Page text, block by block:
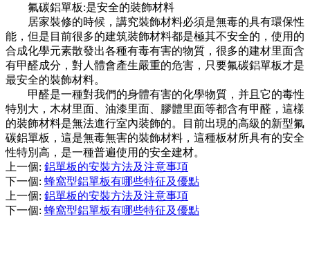
氟碳鋁單板:是安全的裝飾材料
居家裝修的時候，講究裝飾材料必須是無毒的具有環保性
能，但是目前很多的建筑裝飾材料都是極其不安全的，使用的
合成化學元素散發出各種有毒有害的物質，很多的建材里面含
有甲醛成分，對人體會產生嚴重的危害，只要氟碳鋁單板才是
最安全的裝飾材料。
甲醛是一種對我們的身體有害的化學物質，并且它的毒性
特別大，木材里面、油漆里面、膠體里面等都含有甲醛，這樣
的裝飾材料是無法進行室內裝飾的。目前出現的高級的新型氟
碳鋁單板，這是無毒無害的裝飾材料，這種板材所具有的安全
性特別高，是一種普遍使用的安全建材。
上一個: 鋁單板的安裝方法及注意事項
下一個: 蜂窩型鋁單板有哪些特征及優點
上一個: 鋁單板的安裝方法及注意事項
下一個: 蜂窩型鋁單板有哪些特征及優點